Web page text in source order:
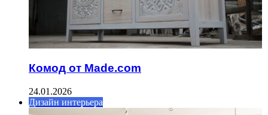
Комод от Made.com
24.01.2026
Дизайн интерьера